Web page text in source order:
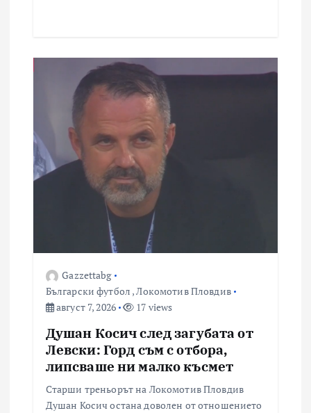
Gazzettabg
Български футбол ,Локомотив Пловдив
август 7, 2026
17 views
Душан Косич след загубата от
Левски: Горд съм с отбора,
липсваше ни малко късмет
Старши треньорът на Локомотив Пловдив
Душан Косич остана доволен от отношението